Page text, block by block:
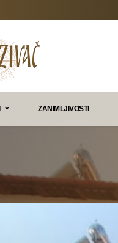
ZANIMLJIVOSTI